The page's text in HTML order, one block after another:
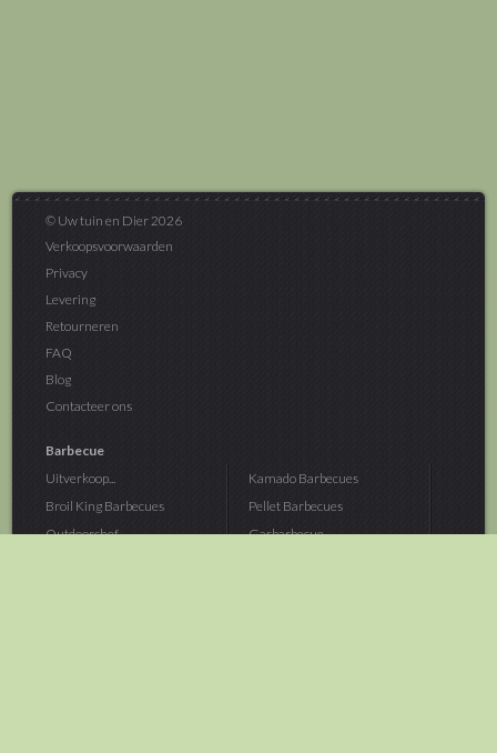
© Uw tuin en Dier 2026
Verkoopsvoorwaarden
Privacy
Levering
Retourneren
FAQ
Blog
Contacteer ons
Barbecue
Uitverkoop...
Broil King Barbecues
Outdoorchef...
Kamado Barbecues
Pellet Barbecues
Gasbarbecue